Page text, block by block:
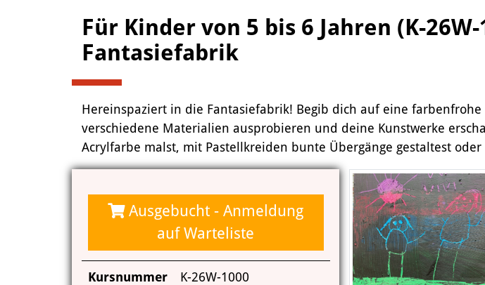
Städtepartnerschaft Ataşehir
Kunstvermittlung
Leitbild und Chronik
Team
Das Miteinander an der
Das Kunstschulgebäude
Freunde und
Kontakt | Öffnungszeiten
Anfahrt
Für Kinder von 5 bis 6 Jahren (K-26W-
Fantasiefabrik
Hereinspaziert in die Fantasiefabrik! Begib dich auf eine
verschiedene Materialien ausprobieren und deine Kunstwerke
Acrylfarbe malst, mit Pastellkreiden bunte Übergänge gestaltest
Ausgebucht - Anmeldung
auf Warteliste
Kursnummer K-26W-1000